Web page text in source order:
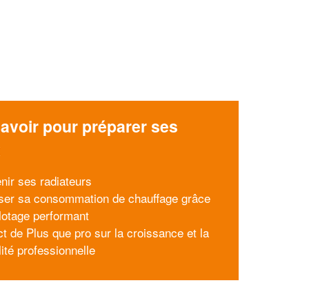
pour préparer ses
ses radiateurs
sa consommation de chauffage grâce
performant
de Plus que pro sur la croissance et la
professionnelle